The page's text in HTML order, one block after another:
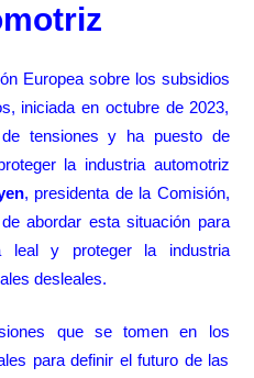
Europea sobre los subsidios
iniciada en octubre de 2023,
tensiones y ha puesto de
la industria automotriz
, presidenta de la Comisión,
abordar esta situación para
leal y proteger la industria
desleales.
que se tomen en los
para definir el futuro de las